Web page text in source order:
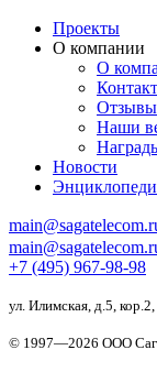
Проекты
О компании
О
Отзывы
Наши
Новости
+7 (495) 967-98-98
ул. Илимская, д.5,
© 1997—2026 ООО